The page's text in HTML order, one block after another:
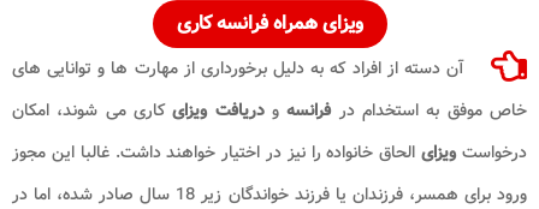
ویزای همراه فرانسه کاری
آن دسته از افراد که به دلیل برخورداری از مهارت ها و توانایی های
خاص موفق به استخدام درفرانسه ودریافت ویزایکاری می شوند، امکان
درخواست ویزای الحاق خانواده را نیز در اختیار خواهند داشت. غالبا این مجوز
ورود برای همسر، فرزندان یا فرزند خواندگان زیر 18 سال صادر شده، اما در